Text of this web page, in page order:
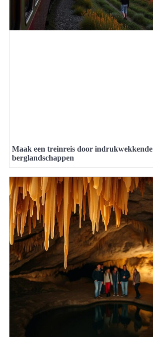
Maak een treinreis door indrukwekkende
berglandschappen